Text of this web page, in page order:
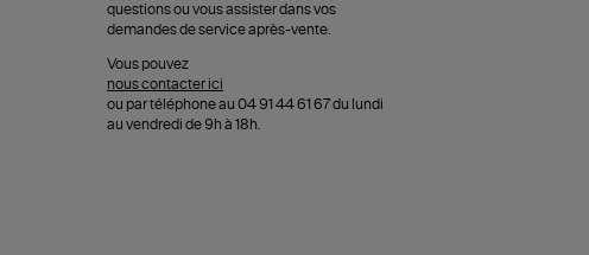
questions ou vous assister dans vos
demandes de service après-vente.
Vous pouvez
nous contacter ici
ou par téléphone au 04 91 44 61 67 du lundi
au vendredi de 9h à 18h.